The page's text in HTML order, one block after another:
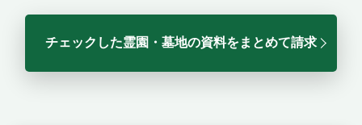
チェックした霊園・墓地の資料をまとめて請求